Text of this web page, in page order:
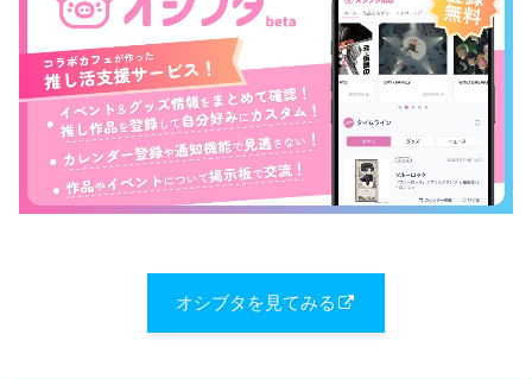
オシブタを見てみる